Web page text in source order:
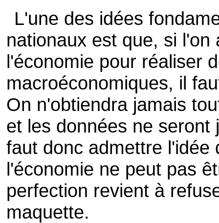
L'une des idées
nationaux est que, si
l'économie pour réaliser
macroéconomiques, il
On n'obtiendra jamais
et les données ne
faut donc admettre l'idée
l'économie ne peut pas
perfection revient à
maquette.